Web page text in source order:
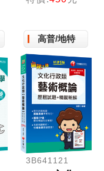
解：名師解
會！〔七
版〕（高普
考/地方特
考/各類特
考）
高普/地特
3B641121